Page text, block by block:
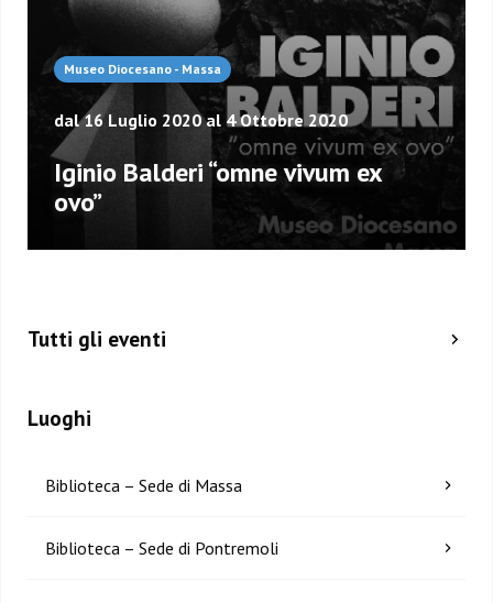
Museo Diocesano - Massa
dal 16 Luglio 2020 al 4 Ottobre 2020
Iginio Balderi “omne vivum ex
ovo”
Tutti gli eventi
Luoghi
Biblioteca – Sede di Massa
Biblioteca – Sede di Pontremoli